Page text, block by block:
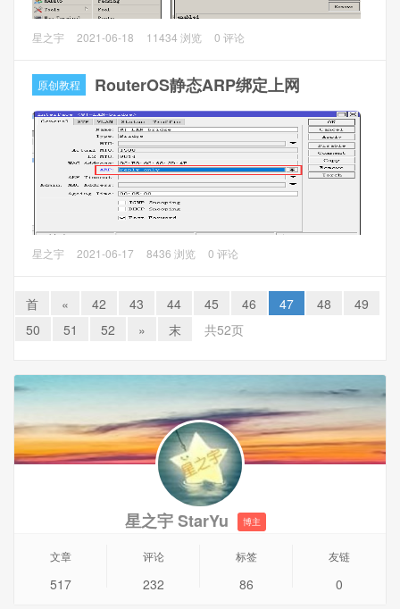
PT之类的下载软件。
注意：RouterOS（ROS）的UPnP开启后，会自动映射端
但是由于UPnP自动生成的端口映射没有老化时间，需要脚本
才能删除，这边不介绍删除脚本。
ROS开启UPNP方法：
1、Winbox，IP->UPnP，勾上Enabled和Allow To Disable
External Interface，然后点击OK。
RouterOS（以下简称ROS）使用公网IP配置。毕竟现在公网
本教程以ROS 6.47.9（long-term）版本为例，说说ROS如何
做到通过固定IP上网的 。
一、如何管理配置ROS
可以看看文章《RouterOS PPPoE宽带拨号上网》
二、设置公网IP
IP --> Address --> + ，添加公网IP地址，这边由于条件有
线，用了内网IP做演示。Address添加公网IP，Netwoek添加
星之宇 2021-06-18 11434 浏览 0 评论
原创教程 RouterOS静态ARP绑定上网
RouterOS（以下简称ROS）只对静态ARP绑定的主机做响
以下是操作方法：
1、先把自己的MAC和IP改为静态，WinBox -> IP -> ARP，
星之宇 2021-06-17 8436 浏览 0 评论
首 « 42 43 44 45 46 47 48
49
50
51 52 » 末 共52页
星之宇 StarYu 博主
文章
517
评论
232
标签
86
友链
0